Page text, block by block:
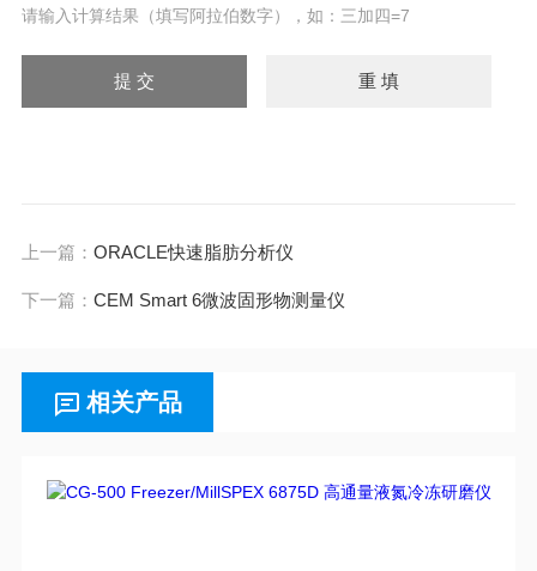
请输入计算结果（填写阿拉伯数字），如：三加四=7
上一篇： ORACLE快速脂肪分析仪
下一篇： CEM Smart 6微波固形物测量仪
相关产品